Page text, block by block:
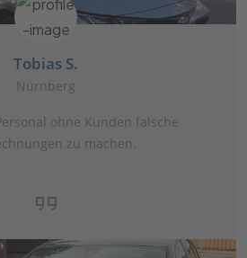
Tobias S.
Nürnberg
ohne Kunden falsche
zu machen.